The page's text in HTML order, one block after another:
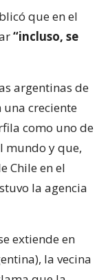
que en el
“incluso, se
argentinas de
una creciente
como uno de
mundo y que,
Chile en el
la agencia
extiende en
la vecina